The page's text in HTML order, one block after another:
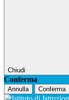
Chiudi
Conferma
Annulla Conferma